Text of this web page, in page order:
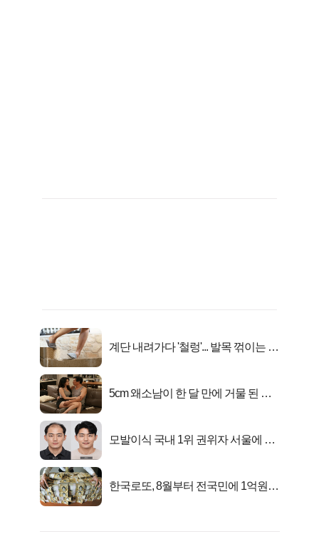
계단 내려가다 '철렁'... 발목 꺾이는 이
5cm 왜소남이 한 달 만에 거물 된 사
모발이식 국내 1위 권위자 서울에 있
한국로또, 8월부터 전국민에 1억원씩